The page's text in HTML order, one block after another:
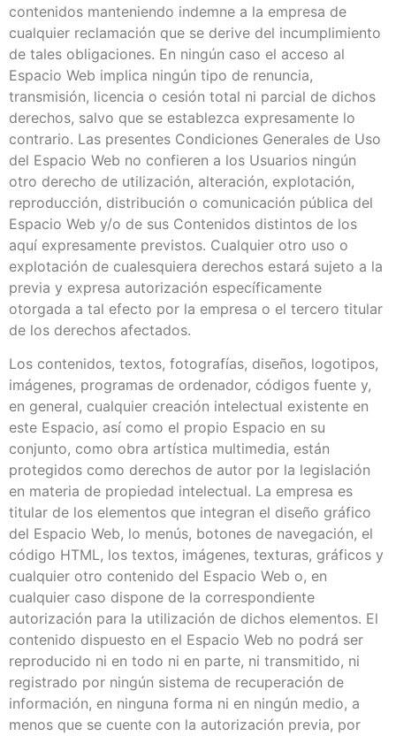
contenidos manteniendo indemne a la empresa de
cualquier reclamación que se derive del incumplimiento
de tales obligaciones. En ningún caso el acceso al
Espacio Web implica ningún tipo de renuncia,
transmisión, licencia o cesión total ni parcial de dichos
derechos, salvo que se establezca expresamente lo
contrario. Las presentes Condiciones Generales de Uso
del Espacio Web no confieren a los Usuarios ningún
otro derecho de utilización, alteración, explotación,
reproducción, distribución o comunicación pública del
Espacio Web y/o de sus Contenidos distintos de los
aquí expresamente previstos. Cualquier otro uso o
explotación de cualesquiera derechos estará sujeto a la
previa y expresa autorización específicamente
otorgada a tal efecto por la empresa o el tercero titular
de los derechos afectados.
Los contenidos, textos, fotografías, diseños, logotipos,
imágenes, programas de ordenador, códigos fuente y,
en general, cualquier creación intelectual existente en
este Espacio, así como el propio Espacio en su
conjunto, como obra artística multimedia, están
protegidos como derechos de autor por la legislación
en materia de propiedad intelectual. La empresa es
titular de los elementos que integran el diseño gráfico
del Espacio Web, lo menús, botones de navegación, el
código HTML, los textos, imágenes, texturas, gráficos y
cualquier otro contenido del Espacio Web o, en
cualquier caso dispone de la correspondiente
autorización para la utilización de dichos elementos. El
contenido dispuesto en el Espacio Web no podrá ser
reproducido ni en todo ni en parte, ni transmitido, ni
registrado por ningún sistema de recuperación de
información, en ninguna forma ni en ningún medio, a
menos que se cuente con la autorización previa, por